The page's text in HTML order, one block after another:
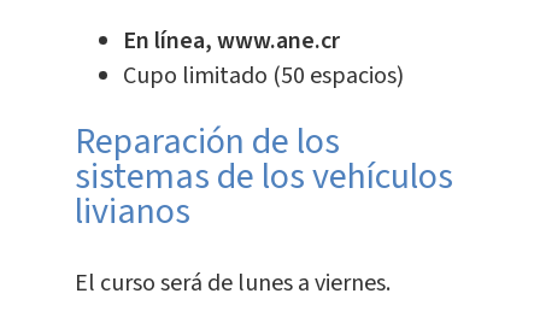
En línea, www.ane.cr
Cupo limitado (50 espacios)
Reparación de los
sistemas de los vehículos
livianos
El curso será de lunes a viernes.